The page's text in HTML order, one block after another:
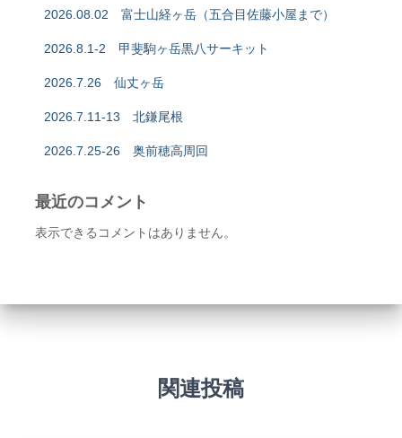
2026.08.02 富士山経ヶ岳（五合目佐藤小屋まで）
2026.8.1-2 甲斐駒ヶ岳黒八サーキット
2026.7.26 仙丈ヶ岳
2026.7.11-13 北鎌尾根
2026.7.25-26 奥前穂高周回
最近のコメント
表示できるコメントはありません。
関連投稿